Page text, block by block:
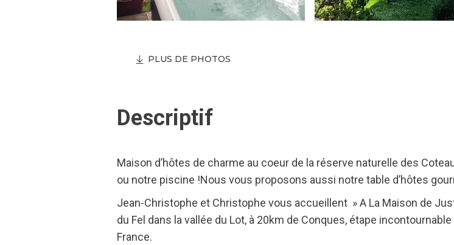
PLUS DE PHOTOS
Descriptif
Maison d’hôtes de charme au coeur de la réserve naturelle des
ou notre piscine !Nous vous proposons aussi notre table d’hôtes
Jean-Christophe et Christophe vous accueillent » A La Maison de
du Fel dans la vallée du Lot, à 20km de Conques, étape
France.